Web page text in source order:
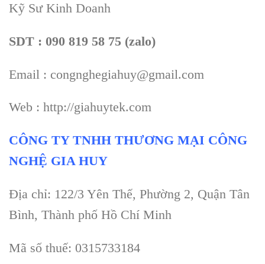
Kỹ Sư Kinh Doanh
SDT : 090 819 58 75 (zalo)
Email : congnghegiahuy@gmail.com
Web : http://giahuytek.com
CÔNG TY TNHH THƯƠNG MẠI CÔNG
NGHỆ GIA HUY
Địa chỉ: 122/3 Yên Thế, Phường 2, Quận Tân
Bình, Thành phố Hồ Chí Minh
Mã số thuế: 0315733184